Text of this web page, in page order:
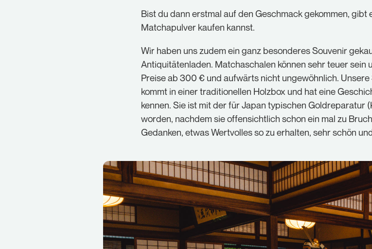
Bist du dann erstmal auf den Geschmack gekommen, gibt
Matchapulver kaufen kannst.
Wir haben uns zudem ein ganz besonderes Souvenir
Antiquitätenladen. Matchaschalen können sehr teuer sein
Preise ab 300 € und aufwärts nicht ungewöhnlich.
kommt in einer traditionellen Holzbox und hat eine
kennen. Sie ist mit der für Japan typischen Goldreparatur
worden, nachdem sie offensichtlich schon ein mal zu
Gedanken, etwas Wertvolles so zu erhalten, sehr schön